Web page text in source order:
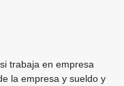
si trabaja en empresa
la empresa y sueldo y